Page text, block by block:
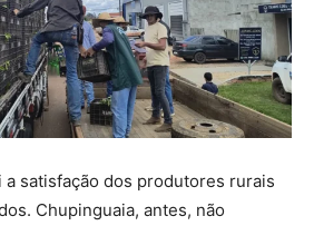
a satisfação dos produtores rurais
Chupinguaia, antes, não